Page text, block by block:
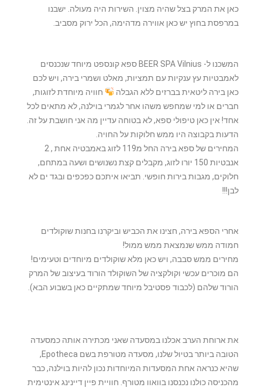
כאן את המרק בצל שהיה מצוין. השירות היה מעולה. ישבנו
במרפסת בחוץ יש כאן אווירה מדהימה, הכל ירוק מסביב.
המשכנו ל- BEER SPA Vilnius ספא קונספט מיוחד שנכנסים
לאמבטיות עץ ענקיות עם תמציות, מאלט ושמרי בירה, ויש לכם
כאן בירה ליטאית בברזים ללא הגבלה
חוויה מיוחדת לזוגות,
חברים או למי שמחפש משהו אחר לגמרי בוילנה, לא מתאים לכל
אחד! אין כאן טיפולי ספא, לא בטוחה עדיין מה אני חושבת על זה.
הדעות בקבוצה היו ממש חלוקות על החויה.
המחירים של ספא בירה החל מ119 לזוג באמבטיה אחת , 2
אנבטיות 150 יורו לזוג, מקבלים קצת נשנושים ושעה במתחם,
חלוקים, מגבות בירות חופשי. תביאו איתכם כפכפים ובגד ים לא
לבן!!!
אחרי הספא בירה, חצינו את הכביש וביקרנו בחנות שוקולדים
חמודה ממש שנמצאת ממש ממול!
מחירים ממש סבבה, ויש כאן מלא שוקולדים מיוחדים וטעימים!
הם מוכרים עכשי וקולקציה של השוקולד הורוד בעיצוב של המרק
הורוד שלהם (לכבוד פסטיבל מיוחד שמתקיים כאן בשבוע הבא).
את ארוחת הערב אכלנו במסעדה שאני מכתירה אותה כמסעדה
הטובה ביותר בטיול שלנו, מסעדה מטורפת בשם Epotheca,
שהיא כנראה אחת המסעדות המיוחדות נכון להיות בוילנה, כבר
מהכניסה כולנו נכנסנו בוואוו מטורף. חוויית פיין דיינינג אינטימית